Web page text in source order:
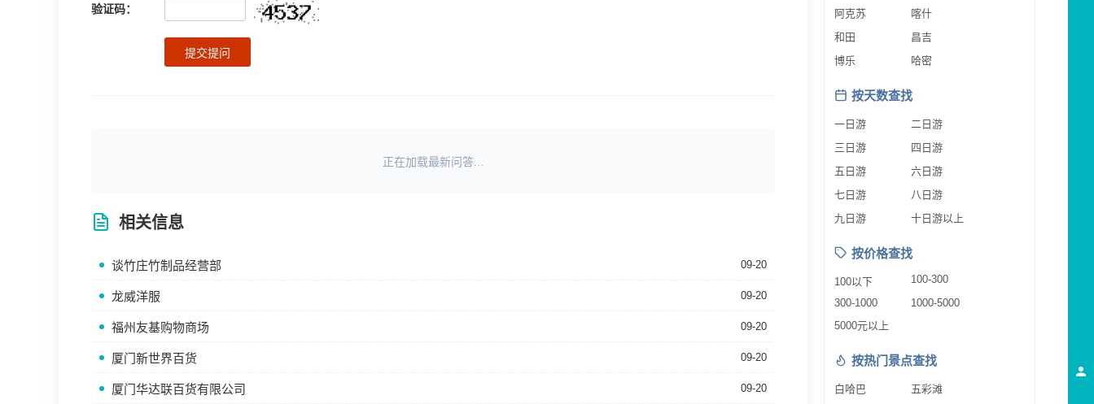
验证码：
提交提问
正在加载最新问答...
相关信息
谈竹庄竹制品经营部 09-20
龙威洋服 09-20
福州友基购物商场 09-20
厦门新世界百货 09-20
厦门华达联百货有限公司 09-20
阿克苏
喀什
和田
昌吉
博乐
哈密
按天数查找
一日游
二日游
三日游
四日游
五日游
六日游
七日游
八日游
九日游
十日游以上
按价格查找
100以下
100-300
300-1000
1000-5000
5000元以上
按热门景点查找
白哈巴
五彩滩